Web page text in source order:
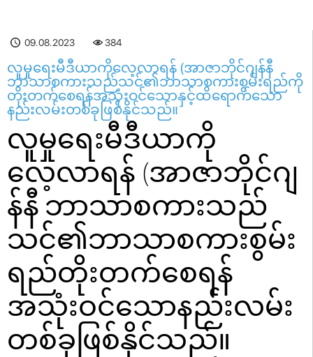
09.08.2023 384
လူမှုရေးမီဒီယာကိုလေ့လာရန် (အာဇာဘိုင်ဂျန်နီ
ဘာသာစကားသည်သင်၏ဘာသာစကားစွမ်းရည်ကို
တိုးတက်စေရန်အသုံးဝင်သောနှင့်ထိရောက်သော
နည်းလမ်းတစ်ခုဖြစ်နိုင်သည်။
လူမှုရေးမီဒီယာကို
လေ့လာရန် (အာဇာဘိုင်ဂျ
န်နီ ဘာသာစကားသည်
သင်၏ဘာသာစကားစွမ်း
ရည်တိုးတက်စေရန်
အသုံးဝင်သောနည်းလမ်း
တစ်ခုဖြစ်နိုင်သည်။